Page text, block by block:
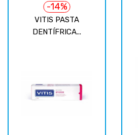
VITIS PASTA
DENTÍFRICA...
-14%